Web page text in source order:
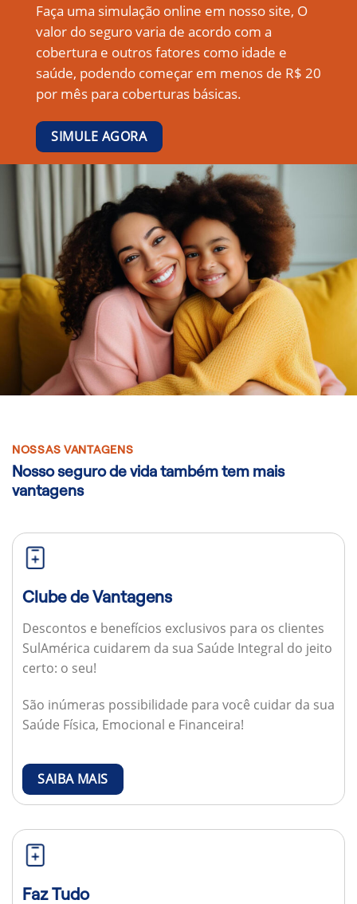
Faça uma simulação online em nosso site, O
valor do seguro varia de acordo com a
cobertura e outros fatores como idade e
saúde, podendo começar em menos de R$ 20
por mês para coberturas básicas.
SIMULE AGORA
NOSSAS VANTAGENS
Nosso seguro de vida também tem mais
vantagens
Clube de Vantagens
Descontos e benefícios exclusivos para os clientes
SulAmérica cuidarem da sua Saúde Integral do jeito
certo: o seu!
São inúmeras possibilidade para você cuidar da sua
Saúde Física, Emocional e Financeira!
SAIBA MAIS
Faz Tudo